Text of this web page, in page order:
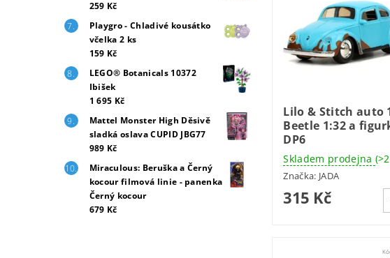
259 Kč
Playgro - Chladivé kousátko
včelka 2 ks
159 Kč
LEGO® Botanicals 10372
Ibišek
1 695 Kč
Mattel Monster High Děsivě
sladká oslava CUPID JBG77
989 Kč
Miraculous: Beruška a Černý
kocour filmová linie - panenka
Černý kocour
679 Kč
Lilo & Stitch auto
Beetle 1:32 a
DP6
Skladem prodejna
Značka: JADA
315 Kč